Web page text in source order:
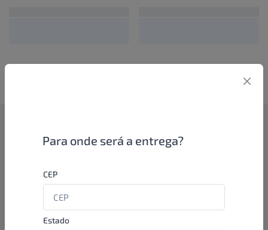
Para onde será a entrega?
CEP
Estado
Como funciona
aproveitar as promoções e ofertas direto das indústrias de
beleza e higiene em nossa plataforma. E o melhor: você continua
comprando de seus distribuidores parceiros e encontra novos
distribuidores para comprar cada vez com mais praticidade e
agilidade. Aproveite!